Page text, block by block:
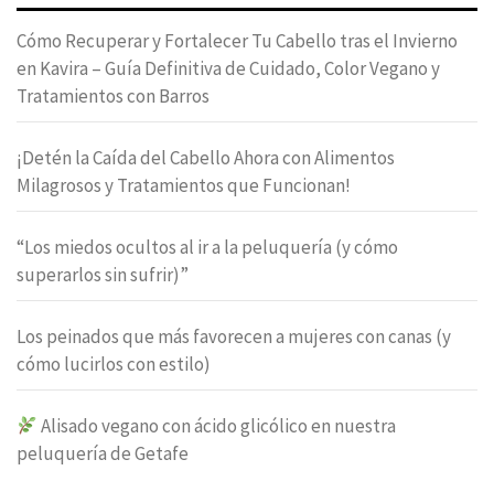
Cómo Recuperar y Fortalecer Tu Cabello tras el Invierno
en Kavira – Guía Definitiva de Cuidado, Color Vegano y
Tratamientos con Barros
¡Detén la Caída del Cabello Ahora con Alimentos
Milagrosos y Tratamientos que Funcionan!
“Los miedos ocultos al ir a la peluquería (y cómo
superarlos sin sufrir)”
Los peinados que más favorecen a mujeres con canas (y
cómo lucirlos con estilo)
Alisado vegano con ácido glicólico en nuestra
peluquería de Getafe